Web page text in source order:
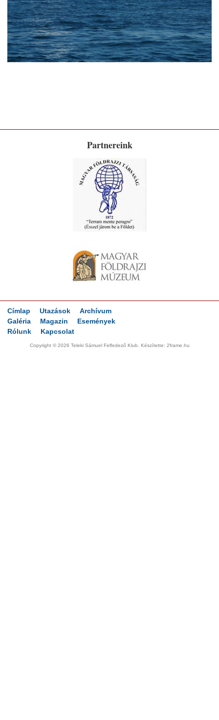
Partnereink
Címlap Utazások
Archívum
Galéria
Magazin
Események
Rólunk
Kapcsolat
Copyright © 2026 Teleki Sámuel Felfedező Klub. Készítette: 2frame.hu